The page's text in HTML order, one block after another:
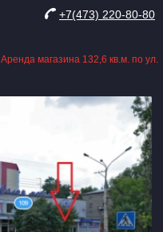
+7(473) 220-80-80
Аренда магазина 132,6 кв.м. по ул.